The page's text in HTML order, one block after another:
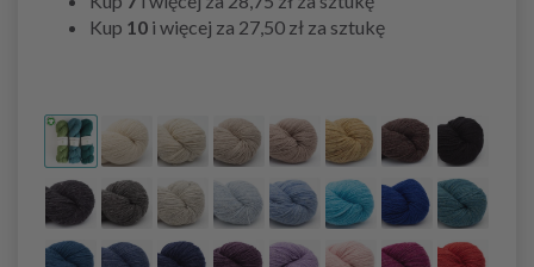
Kup 10 i więcej za 27,50 zł za sztukę